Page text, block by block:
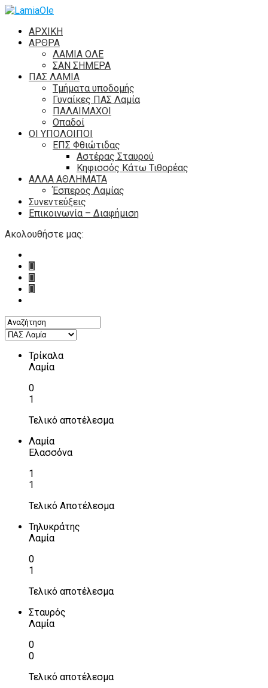
ΑΡΧΙΚΗ
ΑΡΘΡΑ
ΛΑΜΙΑ ΟΛΕ
ΣΑΝ ΣΗΜΕΡΑ
ΠΑΣ ΛΑΜΙΑ
Τμήματα υποδομής
Γυναίκες ΠΑΣ Λαμία
ΠΑΛΑΙΜΑΧΟΙ
Οπαδοί
ΟΙ ΥΠΟΛΟΙΠΟΙ
ΕΠΣ Φθιώτιδας
Αστέρας Σταυρού
Κηφισσός Κάτω Τιθορέας
ΑΛΛΑ ΑΘΛΗΜΑΤΑ
Έσπερος Λαμίας
Συνεντεύξεις
Επικοινωνία – Διαφήμιση
Ακολουθήστε μας:
Τρίκαλα
Λαμία
0
1
Τελικό αποτέλεσμα
Λαμία
Ελασσόνα
1
1
Τελικό Αποτέλεσμα
Τηλυκράτης
Λαμία
0
1
Τελικό αποτέλεσμα
Σταυρός
Λαμία
0
0
Τελικό αποτέλεσμα